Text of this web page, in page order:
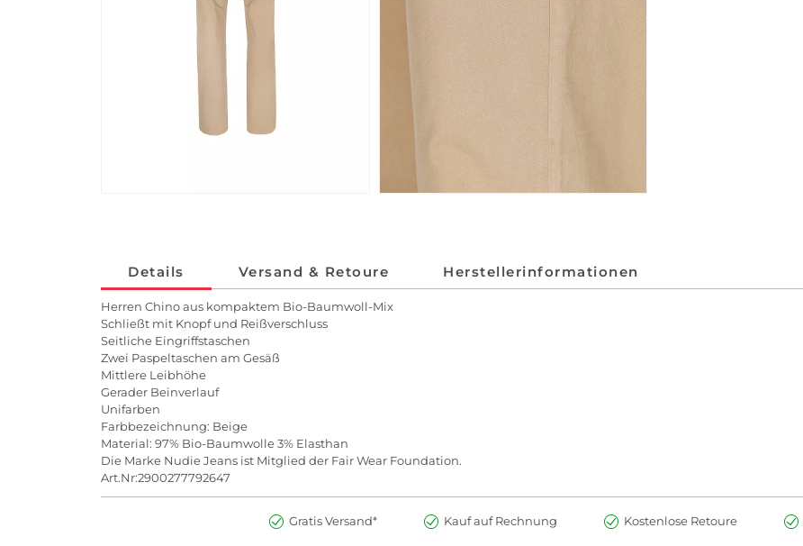
Details Versand & Retoure Herstellerinformationen
Herren Chino aus kompaktem Bio-Baumwoll-Mix
Schließt mit Knopf und Reißverschluss
Seitliche Eingriffstaschen
Zwei Paspeltaschen am Gesäß
Mittlere Leibhöhe
Gerader Beinverlauf
Unifarben
Farbbezeichnung: Beige
Material: 97% Bio-Baumwolle 3% Elasthan
Die Marke Nudie Jeans ist Mitglied der Fair Wear Foundation.
Art.Nr:2900277792647
Gratis Versand* Kauf auf Rechnung Kostenlose Retoure